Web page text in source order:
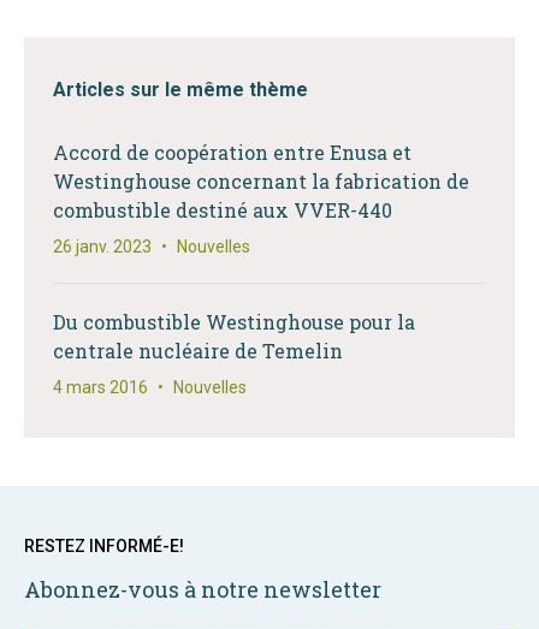
Articles sur le même thème
Accord de coopération entre Enusa et
Westinghouse concernant la fabrication de
combustible destiné aux VVER-440
26 janv. 2023 • Nouvelles
Du combustible Westinghouse pour la
centrale nucléaire de Temelin
4 mars 2016 • Nouvelles
RESTEZ INFORMÉ-E!
Abonnez-vous à notre newsletter